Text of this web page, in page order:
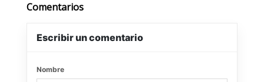
Comentarios
Escribir un comentario
Nombre